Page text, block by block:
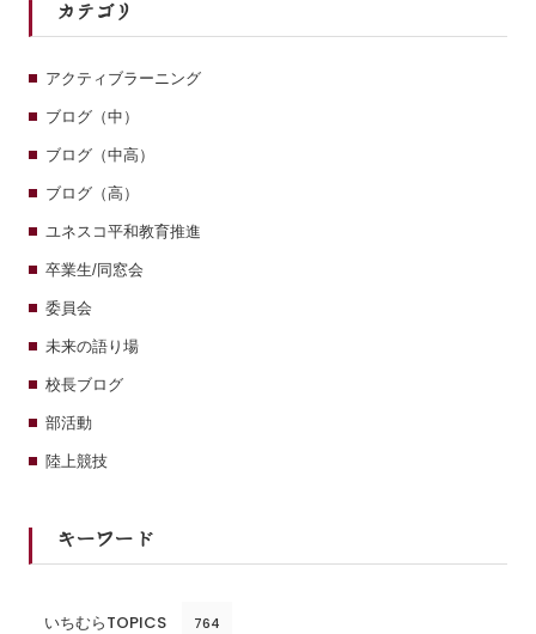
カテゴリ
アクティブラーニング
ブログ（中）
ブログ（中高）
ブログ（高）
ユネスコ平和教育推進
卒業生/同窓会
委員会
未来の語り場
校長ブログ
部活動
陸上競技
キーワード
いちむらTOPICS 764